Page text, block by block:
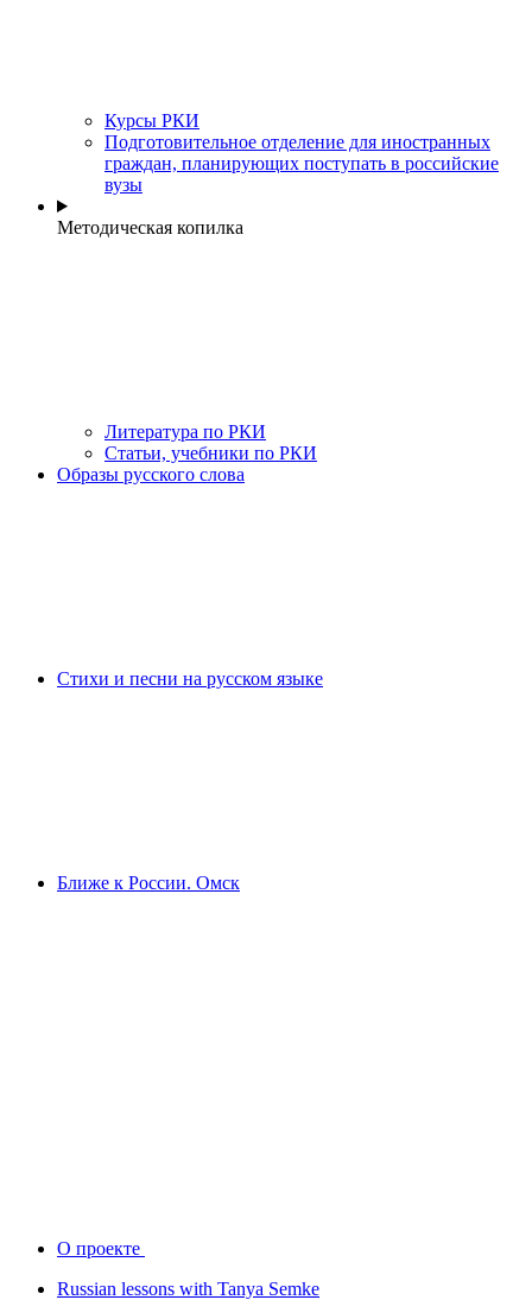
Курсы РКИ
Подготовительное отделение для иностранных
граждан, планирующих поступать в российские
вузы
Методическая копилка
Литература по РКИ
Статьи, учебники по РКИ
Образы русского слова
Стихи и песни на русском языке
Ближе к России. Омск
О проекте
Russian lessons with Tanya Semke